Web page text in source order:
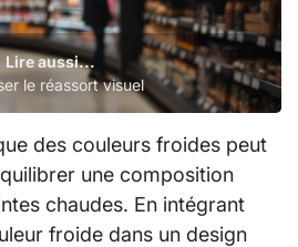
Lire aussi...
le réassort visuel
des couleurs froides peut
une composition
chaudes. En intégrant
froide dans un design